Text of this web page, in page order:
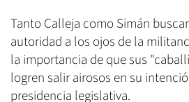
Tanto Calleja como Simán
autoridad a los ojos de la
la importancia de que sus
logren salir airosos en su
presidencia legislativa.